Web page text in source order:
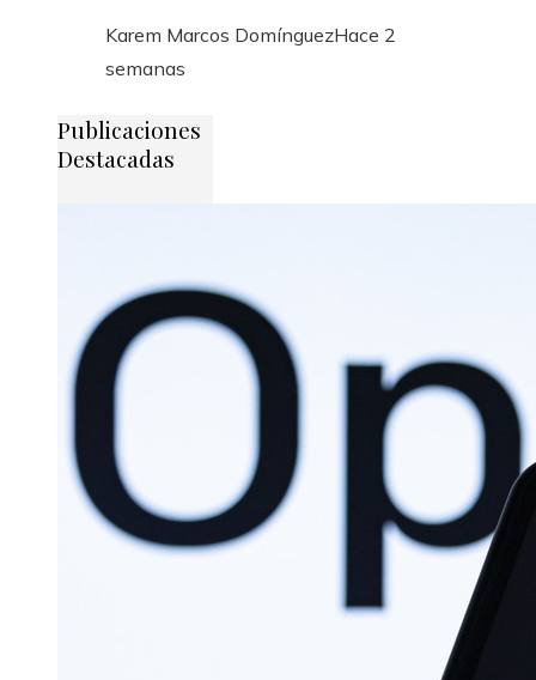
Karem Marcos DomínguezHace 2
semanas
Publicaciones
Destacadas